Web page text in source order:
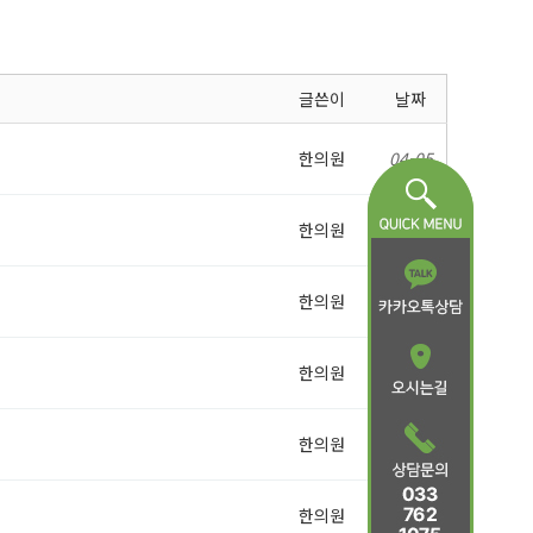
글쓴이 날짜
한의원 04-05
한의원 04-05
한의원 04-05
한의원 04-05
한의원 04-05
한의원 03-23